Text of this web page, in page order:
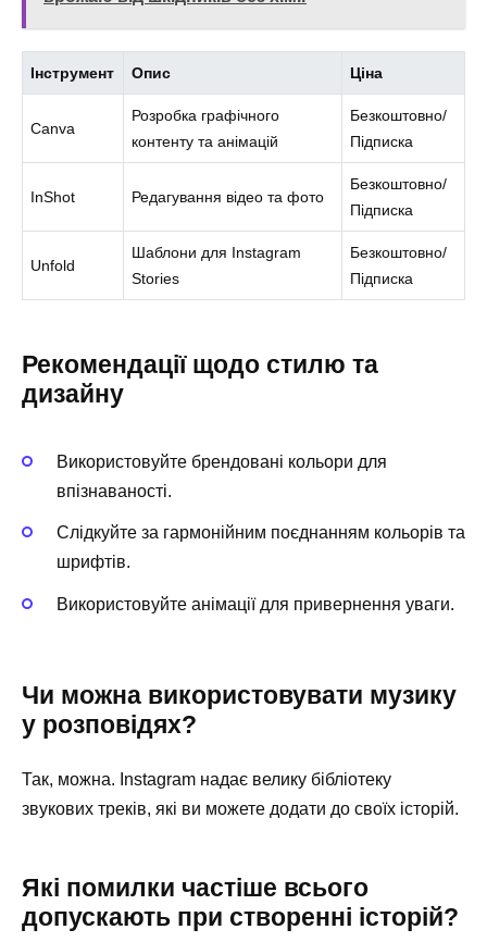
Інструмент Опис Ціна
Canva
Розробка графічного
контенту та анімацій
Безкоштовно/
Підписка
InShot Редагування відео та фото
Безкоштовно/
Підписка
Unfold
Шаблони для Instagram
Stories
Безкоштовно/
Підписка
Рекомендації щодо стилю та
дизайну
Використовуйте брендовані кольори для
впізнаваності.
Слідкуйте за гармонійним поєднанням кольорів та
шрифтів.
Використовуйте анімації для привернення уваги.
Чи можна використовувати музику
у розповідях?
Так, можна. Instagram надає велику бібліотеку
звукових треків, які ви можете додати до своїх історій.
Які помилки частіше всього
допускають при створенні історій?